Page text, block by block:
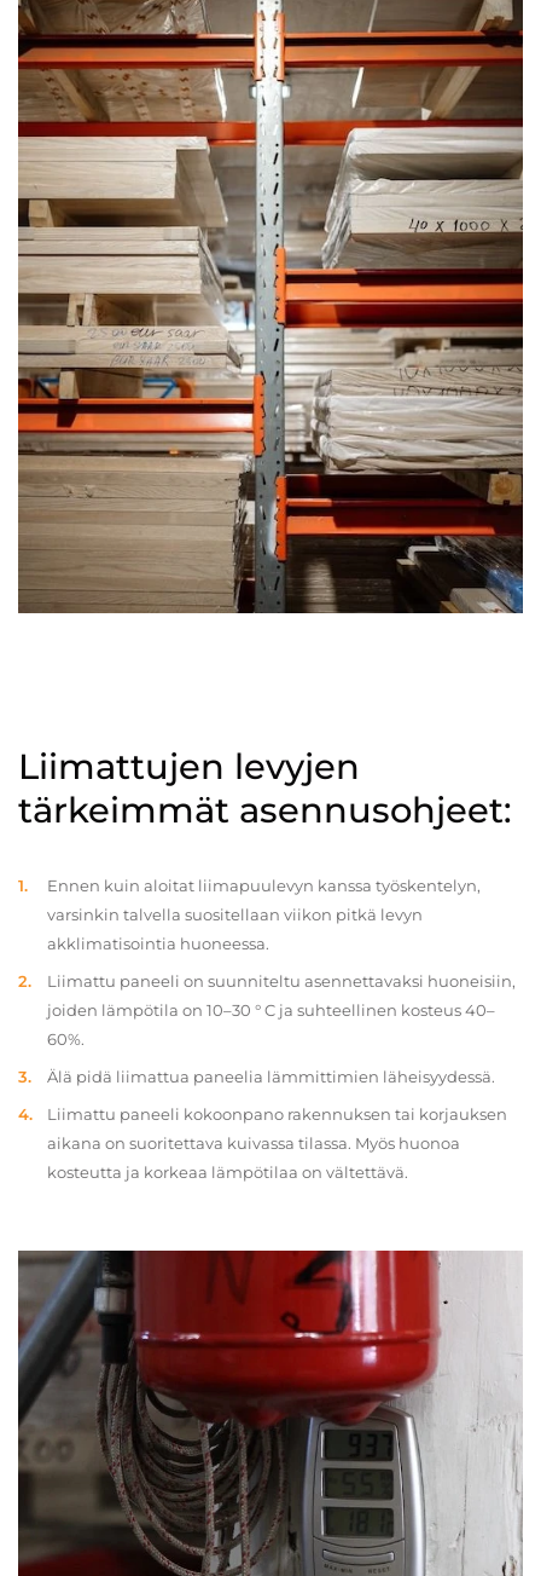
Liimattujen levyjen
tärkeimmät asennusohjeet:
Ennen kuin aloitat liimapuulevyn kanssa työskentelyn,
varsinkin talvella suositellaan viikon pitkä levyn
akklimatisointia huoneessa.
Liimattu paneeli on suunniteltu asennettavaksi huoneisiin,
joiden lämpötila on 10–30 ° C ja suhteellinen kosteus 40–
60%.
Älä pidä liimattua paneelia lämmittimien läheisyydessä.
Liimattu paneeli kokoonpano rakennuksen tai korjauksen
aikana on suoritettava kuivassa tilassa. Myös huonoa
kosteutta ja korkeaa lämpötilaa on vältettävä.